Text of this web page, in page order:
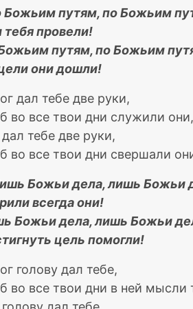
Божьим путям, по Божьим
тебя провели!
путям, по Божьим
они дошли!
дал тебе две руки,
во все твои дни служили они,
тебе две руки,
во все твои дни свершали
Божьи дела, лишь Божьи
всегда они!
Божьи дела, лишь Божьи
цель помогли!
голову дал тебе,
во все твои дни в ней мысли